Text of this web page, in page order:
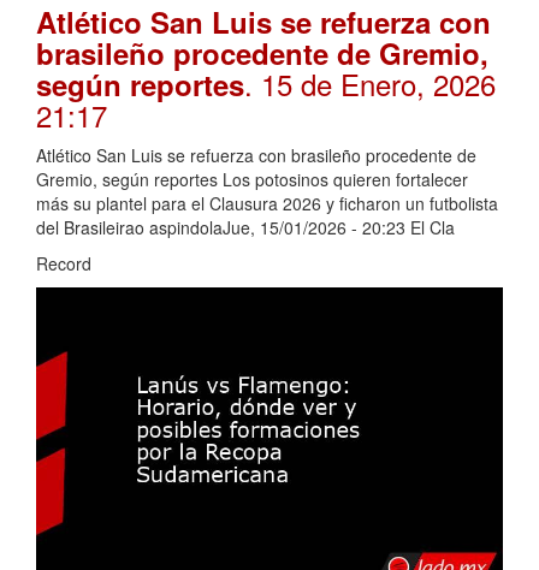
Atlético San Luis se refuerza con
brasileño procedente de Gremio,
según reportes. 15 de Enero, 2026
21:17
Atlético San Luis se refuerza con brasileño procedente de
Gremio, según reportes Los potosinos quieren fortalecer
más su plantel para el Clausura 2026 y ficharon un futbolista
del Brasileirao aspindolaJue, 15/01/2026 - 20:23 El Cla
Record